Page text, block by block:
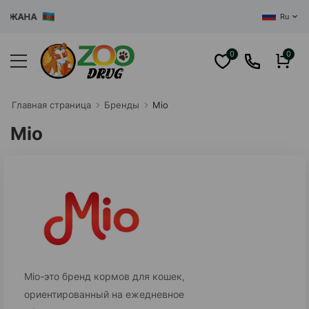
Ru
0 0
Главная cтраница Бренды Mio
Mio
Mio-это бренд кормов для кошек,
ориентированный на ежедневное